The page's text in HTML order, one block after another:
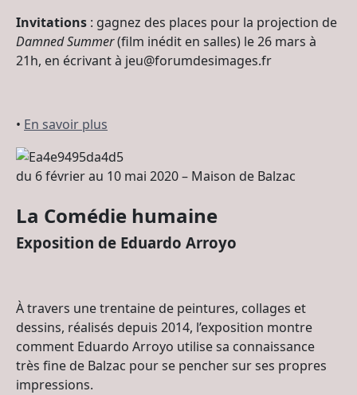
Invitations : gagnez des places pour la projection de
Damned Summer(film inédit en salles) le 26 mars à
21h, en écrivant à jeu@forumdesimages.fr
• En savoir plus
du 6 février au 10 mai 2020 – Maison de Balzac
La Comédie humaine
Exposition de Eduardo Arroyo
À travers une trentaine de peintures, collages et
dessins, réalisés depuis 2014, l’exposition montre
comment Eduardo Arroyo utilise sa connaissance
très fine de Balzac pour se pencher sur ses propres
impressions.